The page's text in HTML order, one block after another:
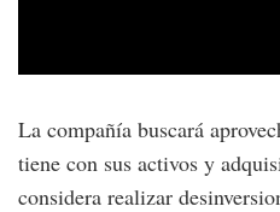
La compañía buscará
tiene con sus activos y
considera realizar